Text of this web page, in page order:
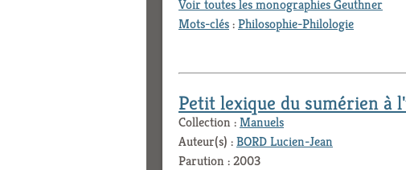
Voir toutes les monographies Geuthner
Mots-clés:Philosophie-Philologie
Petit lexique du sumérien à
Collection :Manuels
Auteur(s) :BORD Lucien-Jean
Parution : 2003